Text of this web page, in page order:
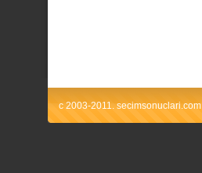
c 2003-2011. secimsonuclari.com